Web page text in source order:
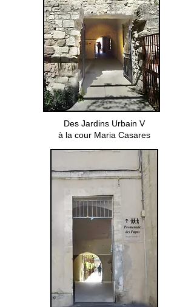
Des Jardins Urbain V
à la cour Maria Casares